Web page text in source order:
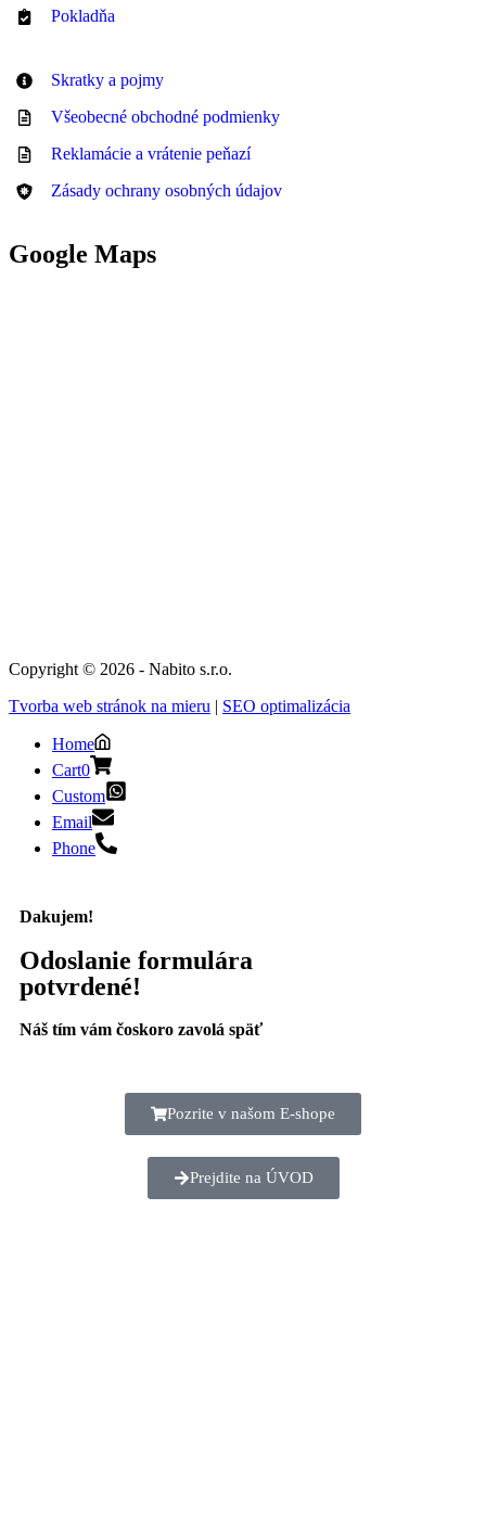
Pokladňa
Skratky a pojmy
Všeobecné obchodné podmienky
Reklamácie a vrátenie peňazí
Zásady ochrany osobných údajov
Google Maps
Copyright © 2026 - Nabito s.r.o.
Tvorba web stránok na mieru | SEO optimalizácia
Home
Cart0
Custom
Email
Phone
Dakujem!
Odoslanie formulára
potvrdené!
Náš tím vám čoskoro zavolá späť
Pozrite v našom E-shope
Prejdite na ÚVOD